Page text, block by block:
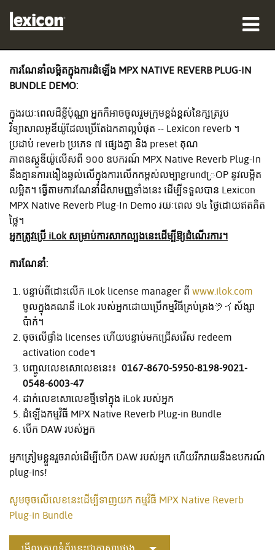
ផលិតផល
កន្លែងទិញ
អ្នកជំនាញ
ករណីសិក្សា
បណ្ដុះបណ្ដាល
ការគាំទ្រ
ភាសា/តំបន់
ការណែនាំលម្អិតក្នុងការដំឡើង MPX NATIVE REVERB PLUG-IN
BUNDLE DEMO:
ក្នុងរយៈពេលដ៏ខ្លីប៉ុណ្ណា អ្នកក៏អាចចូលរួមក្រុមខ្ពង់ខ្ពស់នៃក្សត្ររូប
វិទ្យាសាលអូឌីយ៉ូដែលប្រើតែឯកតាល្អបំផុត -- Lexicon reverb ។
ប្រដាប់ reverb ប្រភេទ ៧ ផ្សេងគ្នា និង preset គុណ
ភាពឧស្ដូឌីយ៉ូលើសពី ១០០ ឧបករណ៍ MPX Native Reverb Plug-In
នឹងគ្មានការងឿងឆ្ងល់លើក្នុងការលើកកម្ពស់លម្បាgrund្រOP នូវលម្អិត
លម្អិត។ ធ្វើតាមការណែនាំដ៏សាមញ្ញទាំងនេះ ដើម្បីទទួលបាន Lexicon
MPX Native Reverb Plug-In Demo រយៈពេល ១៤ ថ្ងៃដោយឥតគិត
ថ្លៃ។
អ្នកត្រូវប្រើ iLok សម្រាប់ការសាកល្បងនេះដើម្បីឱ្យដំណើរការ។
ការណែនាំ:
បន្ទាប់ពីដោះលើក iLok license manager ពីwww.ilok.com
ចូលក្នុងគណនី iLok របស់អ្នកដោយប្រើកម្មវិធីគ្រប់គ្រងライស័ង្សា
ប៉ាក់។
ចុចលើផ្ទាំង licenses ហើយបន្ទាប់មកជ្រើសរើស redeem
activation code។
បញ្ចូលលេខសោលេខនេះ៖0167-8670-5950-8198-9021-
0548-6003-47
ដាក់លេខសោលេខថ្មីទៅក្នុង iLok របស់អ្នក
ដំឡើងកម្មវិធី MPX Native Reverb Plug-in Bundle
បើក DAW របស់អ្នក
អ្នកត្រៀមខ្លួនរួចរាល់ដើម្បីបើក DAW របស់អ្នក ហើយរីករាយនឹងឧបករណ៍
plug-ins!
សូមចុចលើលេខនេះដើម្បីទាញយក កម្មវិធី MPX Native Reverb
Plug-in Bundle